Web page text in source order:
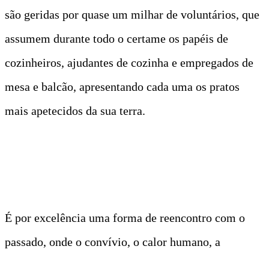
são geridas por quase um milhar de voluntários, que
assumem durante todo o certame os papéis de
cozinheiros, ajudantes de cozinha e empregados de
mesa e balcão, apresentando cada uma os pratos
mais apetecidos da sua terra.
É por excelência uma forma de reencontro com o
passado, onde o convívio, o calor humano, a